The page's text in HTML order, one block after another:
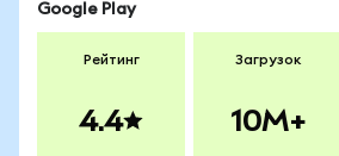
Google Play
Рейтинг
4.4
Загрузок
10M+